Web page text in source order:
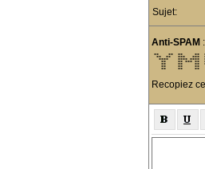
Sujet:
Anti-SPAM
**    **  **     **
**  **   ***   ***
****    **** ****
**     ** *** **
**     **     **
**     **     **
**     **     **
Recopiez